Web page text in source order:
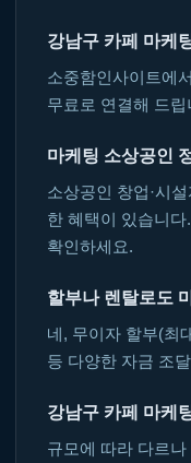
강남구 카페 마케
소중함인사이트에
무료로 연결해 드
마케팅 소상공인
소상공인 창업·시
한 혜택이 있습니
확인하세요.
할부나 렌탈로도
네, 무이자 할부(최
등 다양한 자금 조
강남구 카페 마케
규모에 따라 다르